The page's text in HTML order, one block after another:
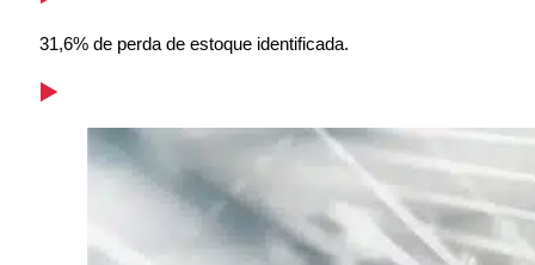
31,6% de perda de estoque identificada.